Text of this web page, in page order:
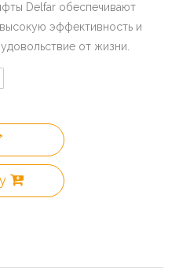
Delfar обеспечивают
эффективность и
от жизни.